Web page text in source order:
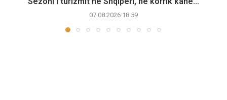
07.08.2026 18:59